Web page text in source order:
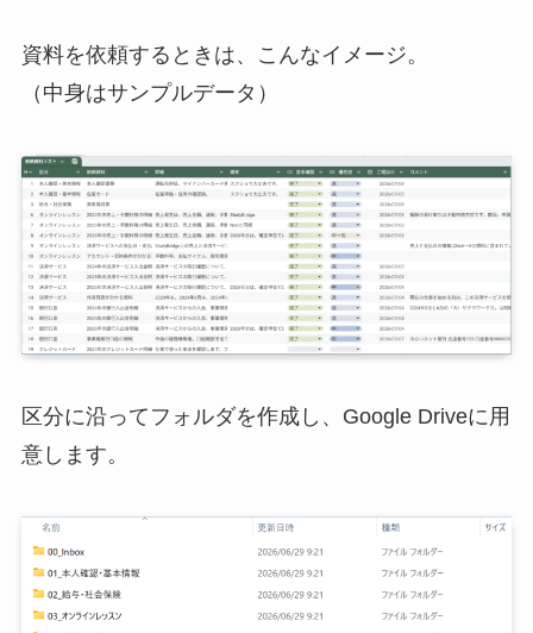
資料を依頼するときは、こんなイメージ。
（中身はサンプルデータ）
区分に沿ってフォルダを作成し、Google Driveに用
意します。